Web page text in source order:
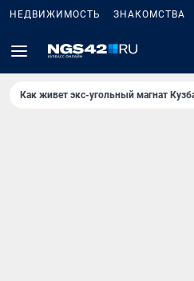
НЕДВИЖИМОСТЬ ЗНАКОМСТВА
Как живет экс-угольный магнат